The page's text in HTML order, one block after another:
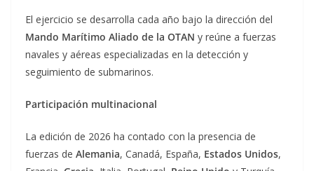
El ejercicio se desarrolla cada año bajo la dirección del
Mando Marítimo Aliado de la OTAN y reúne a fuerzas
navales y aéreas especializadas en la detección y
seguimiento de submarinos.
Participación multinacional
La edición de 2026 ha contado con la presencia de
fuerzas de Alemania, Canadá, España, Estados Unidos,